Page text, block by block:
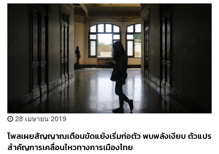
28 เมษายน 2019
โพลเผยสัญญาณเตือนขัดแย้งเริ่มก่อตัว พบพลังเงียบ ตัวแปร
สำคัญการเคลื่อนไหวทางการเมืองไทย